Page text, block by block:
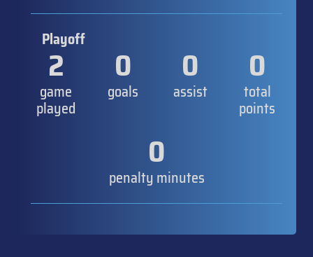
Playoff
2
game
played
0
goals
0
assist
0
total
points
0
penalty minutes